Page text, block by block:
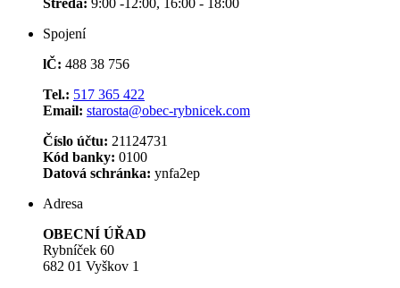
Středa: 9:00 -12:00, 16:00 - 18:00
Spojení
lČ: 488 38 756
Tel.: 517 365 422
Email: starosta@obec-rybnicek.com
Číslo účtu: 21124731
Kód banky: 0100
Datová schránka: ynfa2ep
Adresa
OBECNÍ ÚŘAD
Rybníček 60
682 01 Vyškov 1